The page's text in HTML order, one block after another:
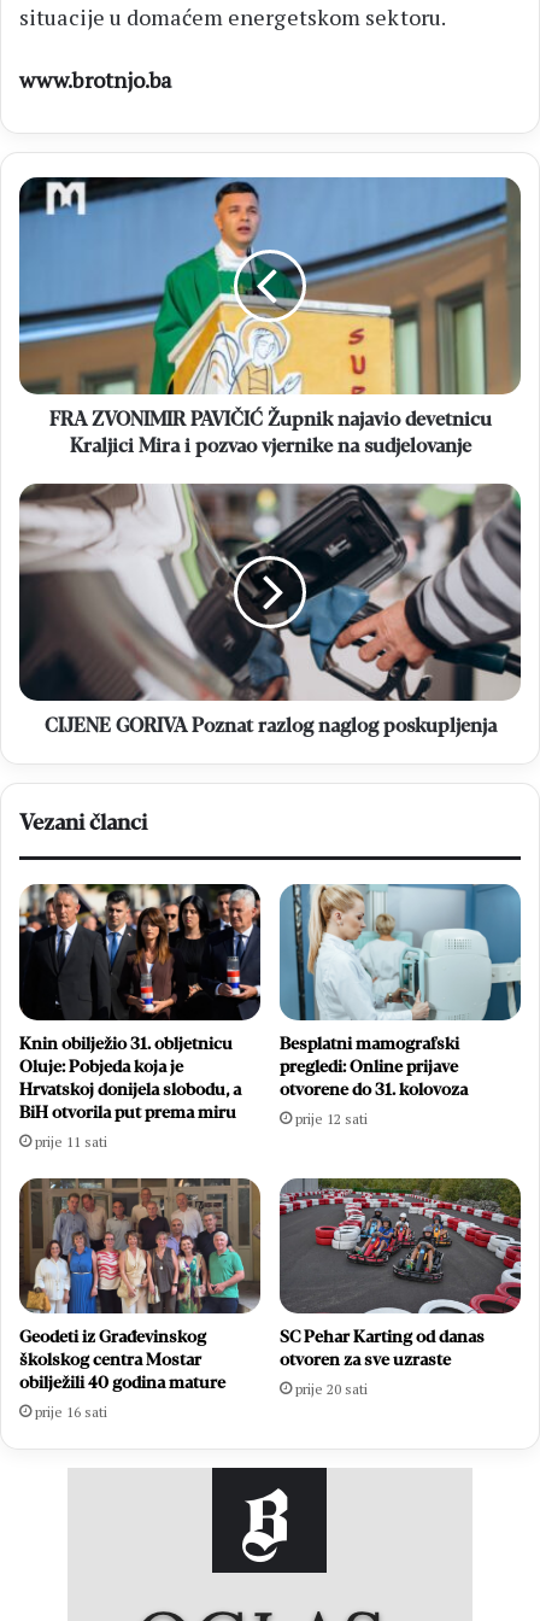
situacije u domaćem energetskom sektoru.
www.brotnjo.ba
FRA
ZVONIMIR
devetnicu
Kraljici
i
pozvao
vjernike
sudjelovanje
FRA ZVONIMIR PAVIČIĆ Župnik najavio devetnicu
Kraljici Mira i pozvao vjernike na sudjelovanje
CIJENE
GORIVA
Poznat
razlog
CIJENE GORIVA Poznat razlog naglog poskupljenja
Vezani članci
Knin obilježio 31. obljetnicu
Oluje: Pobjeda koja je
Hrvatskoj donijela slobodu, a
BiH otvorila put prema miru
prije 11 sati
Besplatni mamografski
pregledi: Online prijave
otvorene do 31. kolovoza
prije 12 sati
Geodeti iz Građevinskog
školskog centra Mostar
obilježili 40 godina mature
prije 16 sati
SC Pehar Karting od danas
otvoren za sve uzraste
prije 20 sati